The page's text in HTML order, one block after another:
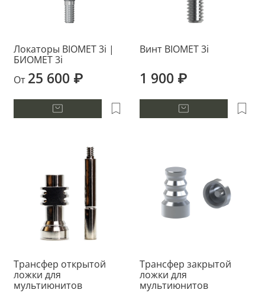
Локаторы BIOMET 3i |
БИОМЕТ 3i
От 25 600 ₽
Винт BIOMET 3i
1 900 ₽
Трансфер открытой
ложки для
мультиюнитов
Трансфер закрытой
ложки для
мультиюнитов